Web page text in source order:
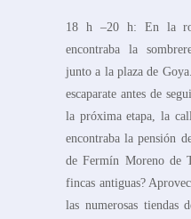
18 h –20 h: En la
encontraba la
junto a la plaza de
escaparate antes de
la próxima etapa, la
encontraba la pensión
de Fermín Moreno de
fincas antiguas?
las numerosas tiendas